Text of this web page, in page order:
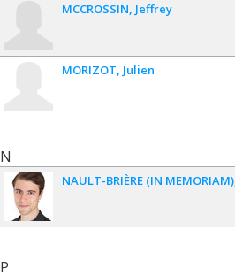
MCCROSSIN Jeffrey
MORIZOT Julien
N
NAULT-BRIÈRE (IN MEMORIAM)
P